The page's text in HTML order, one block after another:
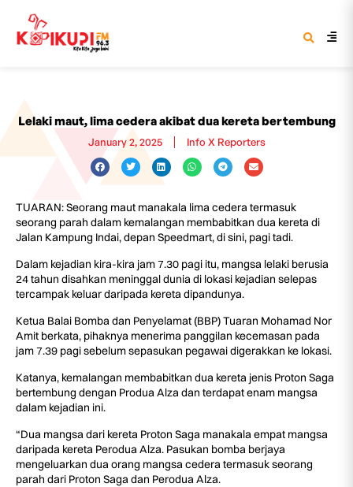
Lelaki maut, lima cedera akibat dua kereta bertembung
January 2, 2025 Info X Reporters
TUARAN: Seorang maut manakala lima cedera termasuk
seorang parah dalam kemalangan membabitkan dua kereta di
Jalan Kampung Indai, depan Speedmart, di sini, pagi tadi.
Dalam kejadian kira-kira jam 7.30 pagi itu, mangsa lelaki berusia
24 tahun disahkan meninggal dunia di lokasi kejadian selepas
tercampak keluar daripada kereta dipandunya.
Ketua Balai Bomba dan Penyelamat (BBP) Tuaran Mohamad Nor
Amit berkata, pihaknya menerima panggilan kecemasan pada
jam 7.39 pagi sebelum sepasukan pegawai digerakkan ke lokasi.
Katanya, kemalangan membabitkan dua kereta jenis Proton Saga
bertembung dengan Produa Alza dan terdapat enam mangsa
dalam kejadian ini.
“Dua mangsa dari kereta Proton Saga manakala empat mangsa
daripada kereta Perodua Alza. Pasukan bomba berjaya
mengeluarkan dua orang mangsa cedera termasuk seorang
parah dari Proton Saga dan Perodua Alza.